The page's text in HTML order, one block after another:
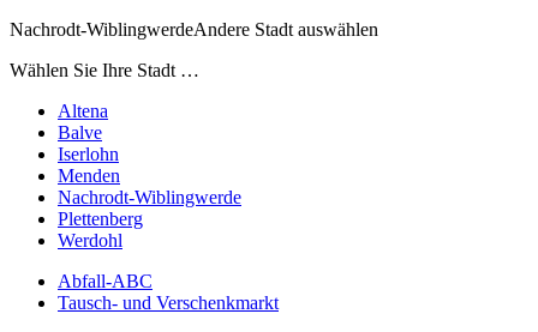
Nachrodt-WiblingwerdeAndere Stadt auswählen
Wählen Sie Ihre Stadt …
Altena
Balve
Iserlohn
Menden
Nachrodt-Wiblingwerde
Plettenberg
Werdohl
Abfall-ABC
Tausch- und Verschenkmarkt